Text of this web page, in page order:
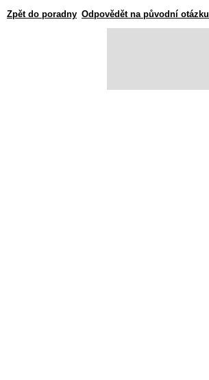
Zpět do poradny Odpovědět na původní otázku